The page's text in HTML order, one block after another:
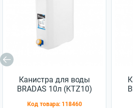
Канистра для воды
BRADAS 10л (KTZ10)
Код товара: 118460